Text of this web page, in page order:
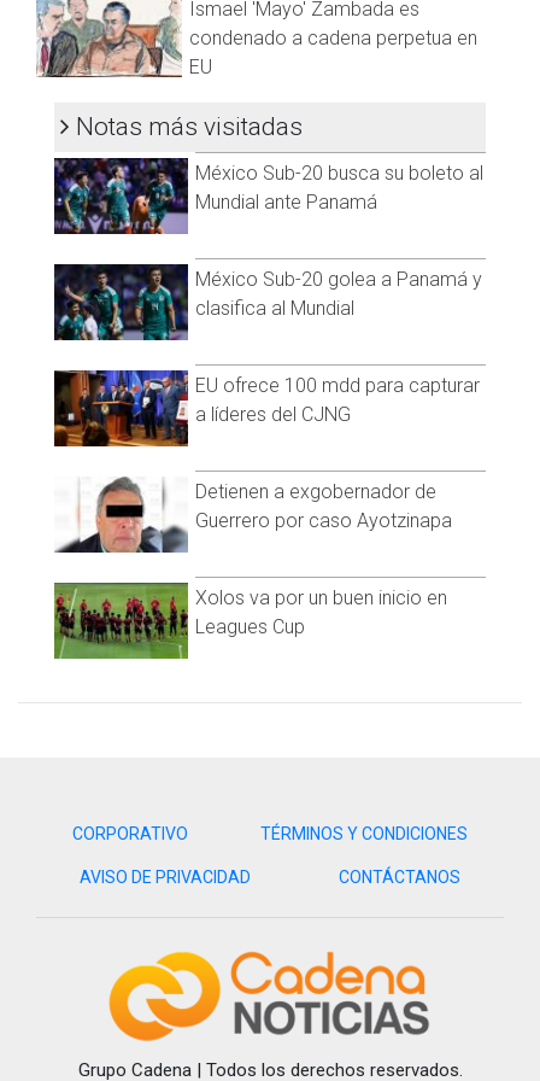
Preparativos para el funeral y el
próximo cónclave
Mientras tanto, los cardenales se reúnen en privado para
Ismael 'Mayo' Zambada es
condenado a cadena perpetua en
EU
Notas más visitadas
México Sub-20 busca su boleto al
Mundial ante Panamá
México Sub-20 golea a Panamá y
clasifica al Mundial
EU ofrece 100 mdd para capturar
a líderes del CJNG
Detienen a exgobernador de
Guerrero por caso Ayotzinapa
Xolos va por un buen inicio en
Leagues Cup
CORPORATIVO TÉRMINOS Y CONDICIONES
AVISO DE PRIVACIDAD CONTÁCTANOS
Grupo Cadena | Todos los derechos reservados.